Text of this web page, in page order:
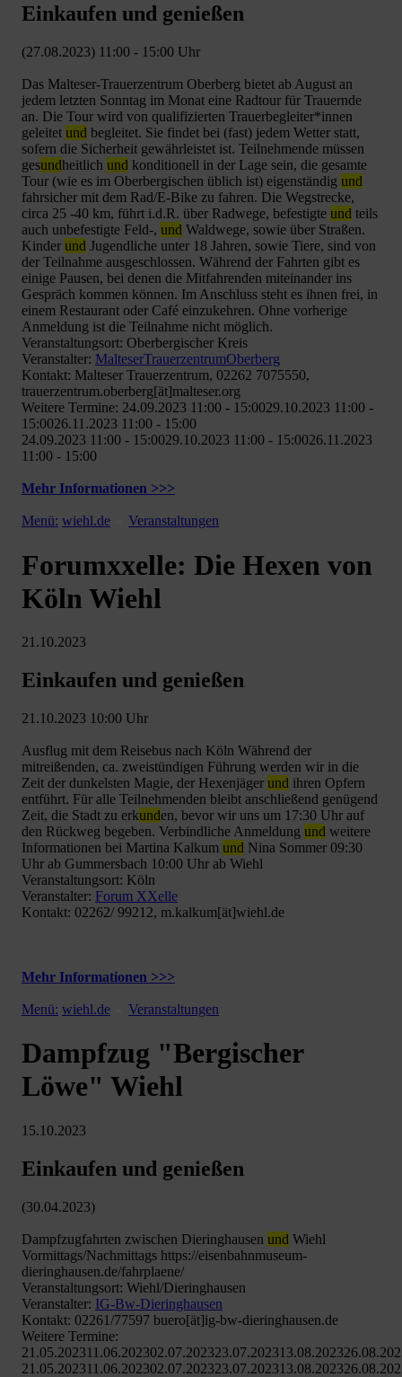
Einkaufen und genießen
(27.08.2023) 11:00 - 15:00 Uhr
Das Malteser-Trauerzentrum Oberberg bietet ab August an
jedem letzten Sonntag im Monat eine Radtour für Trauernde
an. Die Tour wird von qualifizierten Trauerbegleiter*innen
geleitet und begleitet. Sie findet bei (fast) jedem Wetter statt,
sofern die Sicherheit gewährleistet ist. Teilnehmende müssen
gesundheitlich und konditionell in der Lage sein, die gesamte
Tour (wie es im Oberbergischen üblich ist) eigenständig und
fahrsicher mit dem Rad/E-Bike zu fahren. Die Wegstrecke,
circa 25 -40 km, führt i.d.R. über Radwege, befestigte und teils
auch unbefestigte Feld-, und Waldwege, sowie über Straßen.
Kinder und Jugendliche unter 18 Jahren, sowie Tiere, sind von
der Teilnahme ausgeschlossen. Während der Fahrten gibt es
einige Pausen, bei denen die Mitfahrenden miteinander ins
Gespräch kommen können. Im Anschluss steht es ihnen frei, in
einem Restaurant oder Café einzukehren. Ohne vorherige
Anmeldung ist die Teilnahme nicht möglich.
Veranstaltungsort: Oberbergischer Kreis
Veranstalter: MalteserTrauerzentrumOberberg
Kontakt: Malteser Trauerzentrum, 02262 7075550,
trauerzentrum.oberberg[ät]malteser.org
Weitere Termine: 24.09.2023 11:00 - 15:0029.10.2023 11:00 -
15:0026.11.2023 11:00 - 15:00
24.09.2023 11:00 - 15:0029.10.2023 11:00 - 15:0026.11.2023
11:00 - 15:00
Mehr Informationen >>>
Menü: wiehl.de Veranstaltungen
Forumxxelle: Die Hexen von
Köln Wiehl
21.10.2023
Einkaufen und genießen
21.10.2023 10:00 Uhr
Ausflug mit dem Reisebus nach Köln Während der
mitreißenden, ca. zweistündigen Führung werden wir in die
Zeit der dunkelsten Magie, der Hexenjäger und ihren Opfern
entführt. Für alle Teilnehmenden bleibt anschließend genügend
Zeit, die Stadt zu erkunden, bevor wir uns um 17:30 Uhr auf
den Rückweg begeben. Verbindliche Anmeldung und weitere
Informationen bei Martina Kalkum und Nina Sommer 09:30
Uhr ab Gummersbach 10:00 Uhr ab Wiehl
Veranstaltungsort: Köln
Veranstalter: Forum XXelle
Kontakt: 02262/ 99212, m.kalkum[ät]wiehl.de
Mehr Informationen >>>
Menü: wiehl.de Veranstaltungen
Dampfzug "Bergischer
Löwe" Wiehl
15.10.2023
Einkaufen und genießen
(30.04.2023)
Dampfzugfahrten zwischen Dieringhausen und Wiehl
Vormittags/Nachmittags https://eisenbahnmuseum-
dieringhausen.de/fahrplaene/
Veranstaltungsort: Wiehl/Dieringhausen
Veranstalter: IG-Bw-Dieringhausen
Kontakt: 02261/77597 buero[ät]ig-bw-dieringhausen.de
Weitere Termine: